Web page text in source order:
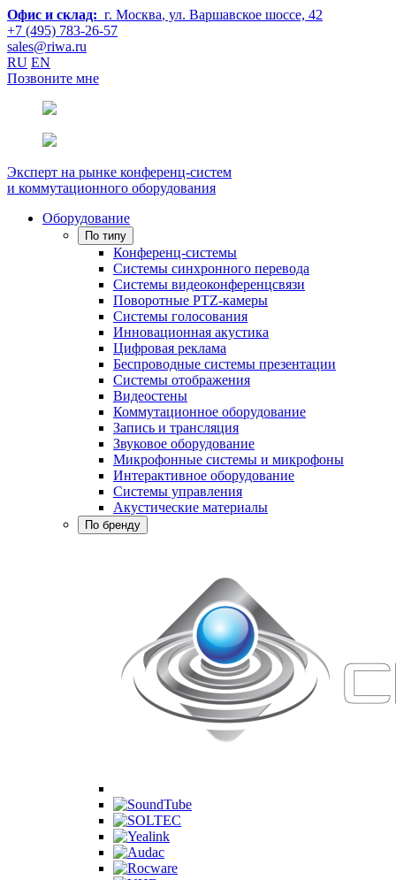
Офис и склад: г. Москва, ул. Варшавское шоссе, 42
+7 (495) 783-26-57
sales@riwa.ru
RU EN
Позвоните мне
Эксперт на рынке конференц-систем
и коммутационного оборудования
Оборудование
По типу
Конференц-системы
Системы синхронного перевода
Системы видеоконференцсвязи
Поворотные PTZ-камеры
Системы голосования
Инновационная акустика
Цифровая реклама
Беспроводные системы презентации
Системы отображения
Видеостены
Коммутационное оборудование
Запись и трансляция
Звуковое оборудование
Микрофонные системы и микрофоны
Интерактивное оборудование
Системы управления
Акустические материалы
По бренду